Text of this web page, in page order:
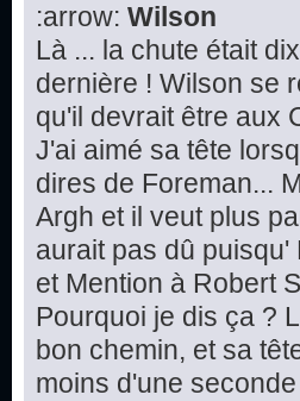
:arrow: Wilson
Là ... la chute était
dernière ! Wilson se
qu'il devrait être aux
J'ai aimé sa tête
dires de Foreman...
Argh et il veut plus
aurait pas dû
et Mention à Robert
Pourquoi je dis ça ?
bon chemin, et sa
moins d'une